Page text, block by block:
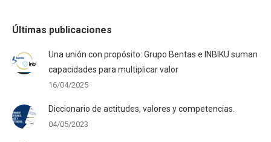
Últimas publicaciones
Una unión con propósito: Grupo Bentas e INBIKU suman
capacidades para multiplicar valor
16/04/2025
Diccionario de actitudes, valores y competencias.
04/05/2023